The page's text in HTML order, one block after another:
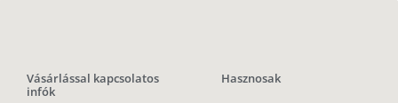
Vásárlással kapcsolatos
infók
Hasznosak